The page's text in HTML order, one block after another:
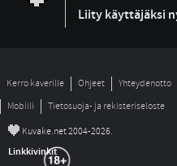
Liity käyttäjäksi
Kerro kaverille Ohjeet Yhteydenotto
Mobiili
Tietosuoja- ja rekisteriseloste
© Kuvake.net 2004-2026.
Linkkivinkit